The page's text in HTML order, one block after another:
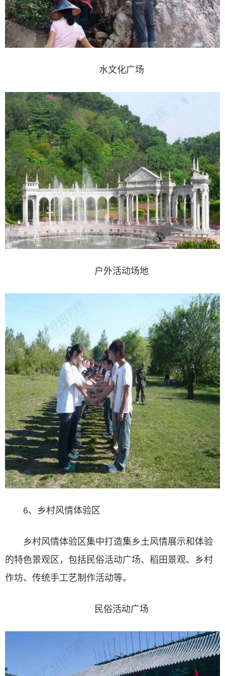
水文化广场
户外活动场地
6、乡村风情体验区
乡村风情体验区集中打造集乡土风情展示和体验
的特色景观区，包括民俗活动广场、稻田景观、乡村
作坊、传统手工艺制作活动等。
民俗活动广场